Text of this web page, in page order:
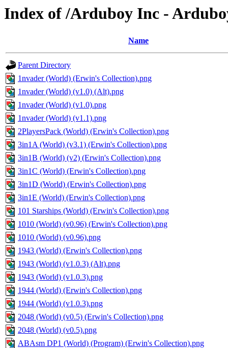
Index of /Arduboy Inc -
Name
Parent Directory
1nvader (World) (Erwin's Collection).png
1nvader (World) (v1.0) (Alt).png
1nvader (World) (v1.0).png
1nvader (World) (v1.1).png
2PlayersPack (World) (Erwin's Collection).png
3in1A (World) (v3.1) (Erwin's Collection).png
3in1B (World) (v2) (Erwin's Collection).png
3in1C (World) (Erwin's Collection).png
3in1D (World) (Erwin's Collection).png
3in1E (World) (Erwin's Collection).png
101 Starships (World) (Erwin's Collection).png
1010 (World) (v0.96) (Erwin's Collection).png
1010 (World) (v0.96).png
1943 (World) (Erwin's Collection).png
1943 (World) (v1.0.3) (Alt).png
1943 (World) (v1.0.3).png
1944 (World) (Erwin's Collection).png
1944 (World) (v1.0.3).png
2048 (World) (v0.5) (Erwin's Collection).png
2048 (World) (v0.5).png
ABAsm DP1 (World) (Program) (Erwin's Collection).png